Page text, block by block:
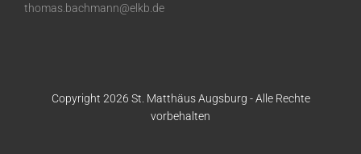
thomas.bachmann@elkb.de
Copyright 2026 St. Matthäus Augsburg - Alle Rechte
vorbehalten